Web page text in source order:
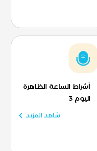
أشراط الساعة الظاهرة
اليوم 3
شاهد المزيد